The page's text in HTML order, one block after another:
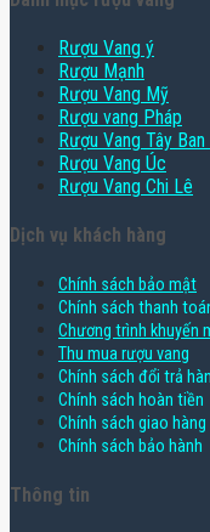
Rượu Vang ý
Rượu Mạnh
Rượu Vang Mỹ
Rượu vang Pháp
Rượu Vang Tây Ban
Rượu Vang Úc
Rượu Vang Chi Lê
Dịch vụ khách hàng
Chính sách bảo mật
Chính sách thanh
Chương trình khuyến
Thu mua rượu vang
Chính sách đổi trả
Chính sách hoàn tiền
Chính sách giao hàng
Chính sách bảo hành
Thông tin